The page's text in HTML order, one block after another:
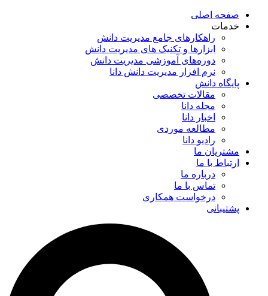
صفحه اصلی
خدمات
راهکارهای جامع مدیریت دانش
ابزارها و تکنیک‌ های مدیریت دانش
دوره‌های آموزشی مدیریت دانش
نرم افزار مدیریت دانش دانا
پایگاه دانش
مقالات تخصصی
مجله دانا
اخبار دانا
مطالعه موردی
رادیو دانا
مشتریان ما
ارتباط با ما
درباره ما
تماس با ما
درخواست همکاری
پشتیبانی